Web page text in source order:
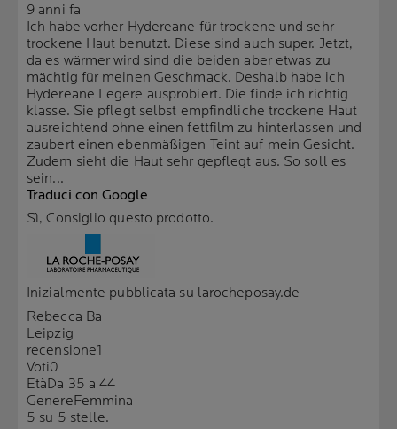
9 anni fa
Ich habe vorher Hydereane für trockene und sehr
trockene Haut benutzt. Diese sind auch super. Jetzt,
da es wärmer wird sind die beiden aber etwas zu
mächtig für meinen Geschmack. Deshalb habe ich
Hydereane Legere ausprobiert. Die finde ich richtig
klasse. Sie pflegt selbst empfindliche trockene Haut
ausreichtend ohne einen fettfilm zu hinterlassen und
zaubert einen ebenmäßigen Teint auf mein Gesicht.
Zudem sieht die Haut sehr gepflegt aus. So soll es
sein...
Traduci con Google
Sì, Consiglio questo prodotto.
Inizialmente pubblicata su larocheposay.de
Rebecca Ba
Leipzig
recensione1
Voti0
EtàDa 35 a 44
GenereFemmina
5 su 5 stelle.